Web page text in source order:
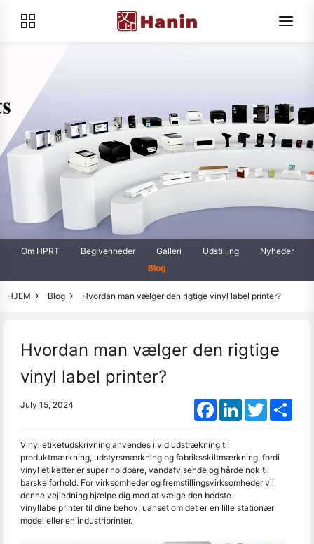
Om HPRT Begivenheder Galleri Udstilling
Nyheder
Blog
HJEM Blog Hvordan man vælger den rigtige vinyl label printer?
Hvordan man vælger den rigtige
vinyl label printer?
July 15, 2024 FacebookLinkedInTwitter
Vinyl etiketudskrivning anvendes i vid udstrækning til
produktmærkning, udstyrsmærkning og fabriksskiltmærkning, fordi
vinyl etiketter er super holdbare, vandafvisende og hårde nok til
barske forhold. For virksomheder og fremstillingsvirksomheder vil
denne vejledning hjælpe dig med at vælge den bedste
vinyllabelprinter til dine behov, uanset om det er en lille stationær
model eller en industriprinter.